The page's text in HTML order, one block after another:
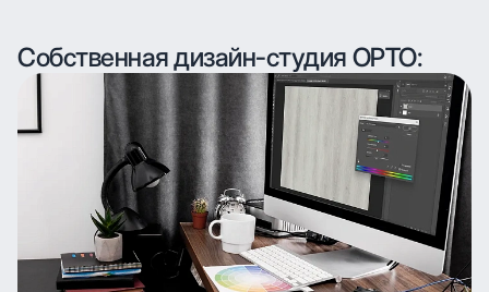
Собственная дизайн-студия ОРТО: